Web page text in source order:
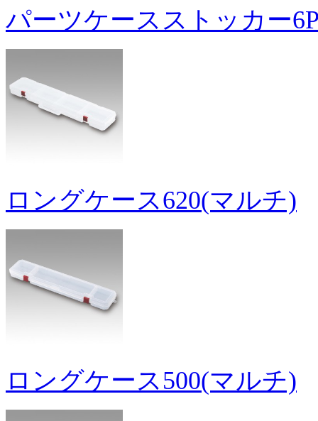
パーツケースストッカー
ロングケース620(マルチ)
ロングケース500(マルチ)